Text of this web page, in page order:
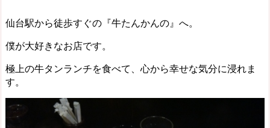
仙台駅から徒歩すぐの『牛たんかんの』へ。
僕が大好きなお店です。
極上の牛タンランチを食べて、心から幸せな気分に浸れま
す。